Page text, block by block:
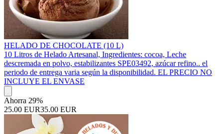
HELADO DE CHOCOLATE (10 L)
10 Litros de Helado Artesanal, Ingredientes: cocoa, Leche
descremada en polvo, estabilizantes SPE03492, azúcar refino.. el
periodo de entrega varia según la disponibilidad. EL PRECIO NO
INCLUYE EL ENVASE
Ahorra 29%
25.00 EUR35.00 EUR